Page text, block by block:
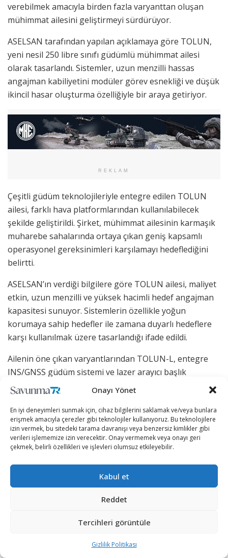
Onayı Yönet
En iyi deneyimleri sunmak için, cihaz bilgilerini saklamak ve/veya bunlara
erişmek amacıyla çerezler gibi teknolojiler kullanıyoruz. Bu teknolojilere
izin vermek, bu sitedeki tarama davranışı veya benzersiz kimlikler gibi
verileri işlememize izin verecektir. Onay vermemek veya onayı geri
çekmek, belirli özellikleri ve işlevleri olumsuz etkileyebilir.
Kabul et
Reddet
Tercihleri görüntüle
Gizlilik Politikası
verebilmek amacıyla birden fazla varyanttan oluşan
mühimmat ailesini geliştirmeyi sürdürüyor.
ASELSAN tarafından yapılan açıklamaya göre TOLUN,
yeni nesil 250 libre sınıfı güdümlü mühimmat ailesi
olarak tasarlandı. Sistemler, uzun menzilli hassas
angajman kabiliyetini modüler görev esnekliği ve düşük
ikincil hasar oluşturma özelliğiyle bir araya getiriyor.
REKLAM
Çeşitli güdüm teknolojileriyle entegre edilen TOLUN
ailesi, farklı hava platformlarından kullanılabilecek
şekilde geliştirildi. Şirket, mühimmat ailesinin karmaşık
muharebe sahalarında ortaya çıkan geniş kapsamlı
operasyonel gereksinimleri karşılamayı hedeflediğini
belirtti.
ASELSAN’ın verdiği bilgilere göre TOLUN ailesi, maliyet
etkin, uzun menzilli ve yüksek hacimli hedef angajman
kapasitesi sunuyor. Sistemlerin özellikle yoğun
korumaya sahip hedefler ile zamana duyarlı hedeflere
karşı kullanılmak üzere tasarlandığı ifade edildi.
Ailenin öne çıkan varyantlarından TOLUN-L, entegre
INS/GNSS güdüm sistemi ve lazer arayıcı başlık
kabiliyetine sahip bulunuyor. Bu varyantın, hareketli
menzillerde hassas taarruz gerçekleştirebildiği belirtildi.
TOLUN-F varyantı ise programlanabilir havada infilak
özelliği ve yakınlık sensörü ile donatıldı. Bu özelliklerin,
çıkarmayı amaçladığı kaydedildi.
Sertleştirilmiş hedeflere yönelik geliştirilen TOLUN P,
nüfuz edici harp başlığı kullanıyor.